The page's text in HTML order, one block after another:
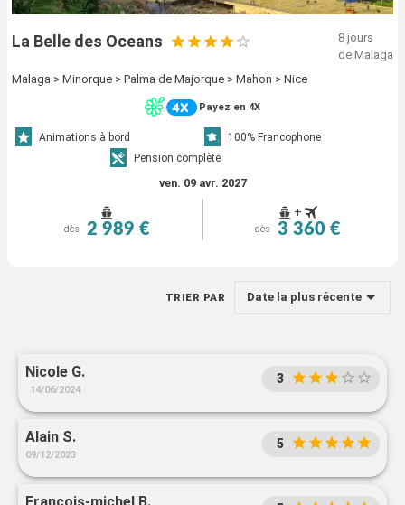
La Belle des Oceans
8 jours
de Malaga
Malaga > Minorque > Palma de Majorque > Mahon > Nice
Payez en 4X
Animations à bord
100% Francophone
Pension complète
ven. 09 avr. 2027
dès 2 989 €
+
dès 3 360 €
TRIER PAR Date la plus récente
Nicole G.
14/06/2024
3
Alain S.
09/12/2023
5
Francois-michel B.